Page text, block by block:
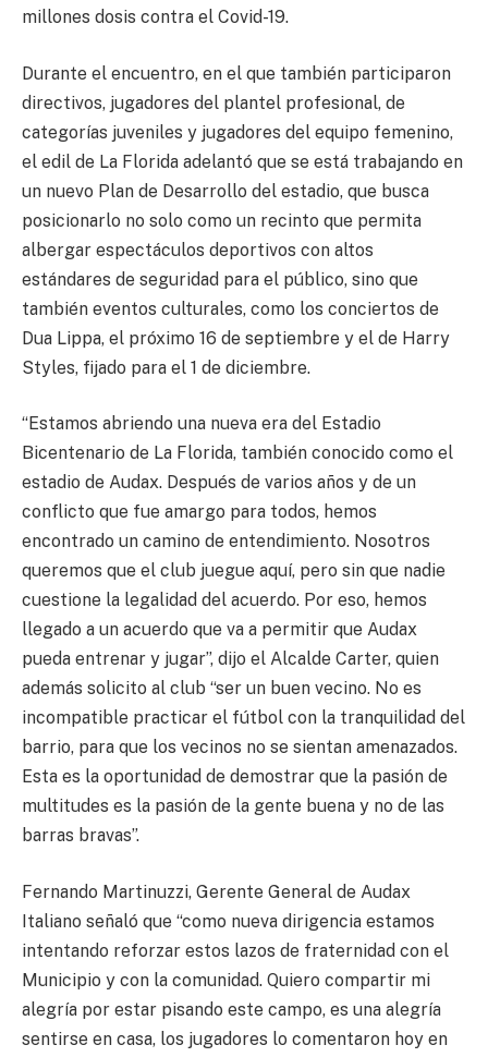
millones dosis contra el Covid-19.
Durante el encuentro, en el que también participaron
directivos, jugadores del plantel profesional, de
categorías juveniles y jugadores del equipo femenino,
el edil de La Florida adelantó que se está trabajando en
un nuevo Plan de Desarrollo del estadio, que busca
posicionarlo no solo como un recinto que permita
albergar espectáculos deportivos con altos
estándares de seguridad para el público, sino que
también eventos culturales, como los conciertos de
Dua Lippa, el próximo 16 de septiembre y el de Harry
Styles, fijado para el 1 de diciembre.
“Estamos abriendo una nueva era del Estadio
Bicentenario de La Florida, también conocido como el
estadio de Audax. Después de varios años y de un
conflicto que fue amargo para todos, hemos
encontrado un camino de entendimiento. Nosotros
queremos que el club juegue aquí, pero sin que nadie
cuestione la legalidad del acuerdo. Por eso, hemos
llegado a un acuerdo que va a permitir que Audax
pueda entrenar y jugar”, dijo el Alcalde Carter, quien
además solicito al club “ser un buen vecino. No es
incompatible practicar el fútbol con la tranquilidad del
barrio, para que los vecinos no se sientan amenazados.
Esta es la oportunidad de demostrar que la pasión de
multitudes es la pasión de la gente buena y no de las
barras bravas”.
Fernando Martinuzzi, Gerente General de Audax
Italiano señaló que “como nueva dirigencia estamos
intentando reforzar estos lazos de fraternidad con el
Municipio y con la comunidad. Quiero compartir mi
alegría por estar pisando este campo, es una alegría
sentirse en casa, los jugadores lo comentaron hoy en